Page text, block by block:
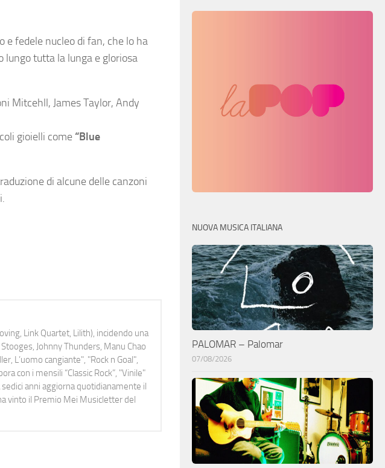
e fedele nucleo di fan, che lo ha
lungo tutta la lunga e gloriosa
Mitcehll, James Taylor, Andy
gioielli come “Blue
di alcune delle canzoni
Link Quartet, Lilith), incidendo una
Johnny Thunders, Manu Chao
L’uomo cangiante", "Rock n Goal",
con i mensili “Classic Rock”, "Vinile"
anni aggiorna quotidianamente il
vinto il Premio Mei Musicletter del
NUOVA MUSICA ITALIANA
PALOMAR – Palomar
07/08/2026